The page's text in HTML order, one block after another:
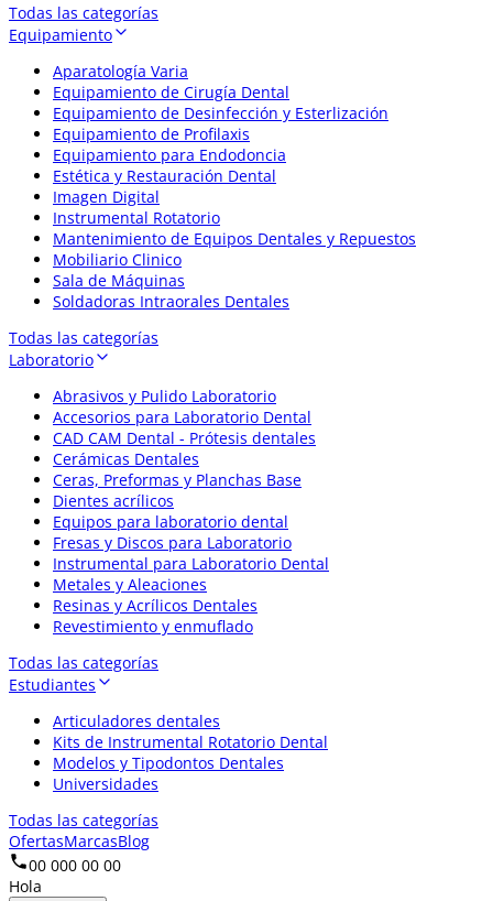
Todas las categorías
Equipamiento
Aparatología Varia
Equipamiento de Cirugía Dental
Equipamiento de Desinfección y Esterlización
Equipamiento de Profilaxis
Equipamiento para Endodoncia
Estética y Restauración Dental
Imagen Digital
Instrumental Rotatorio
Mantenimiento de Equipos Dentales y Repuestos
Mobiliario Clinico
Sala de Máquinas
Soldadoras Intraorales Dentales
Todas las categorías
Laboratorio
Abrasivos y Pulido Laboratorio
Accesorios para Laboratorio Dental
CAD CAM Dental - Prótesis dentales
Cerámicas Dentales
Ceras, Preformas y Planchas Base
Dientes acrílicos
Equipos para laboratorio dental
Fresas y Discos para Laboratorio
Instrumental para Laboratorio Dental
Metales y Aleaciones
Resinas y Acrílicos Dentales
Revestimiento y enmuflado
Todas las categorías
Estudiantes
Articuladores dentales
Kits de Instrumental Rotatorio Dental
Modelos y Tipodontos Dentales
Universidades
Todas las categorías
OfertasMarcasBlog
00 000 00 00
Hola